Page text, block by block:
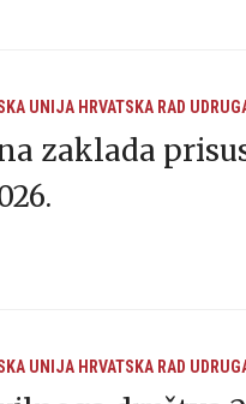
UNIJA HRVATSKA RAD
zaklada
UNIJA HRVATSKA RAD